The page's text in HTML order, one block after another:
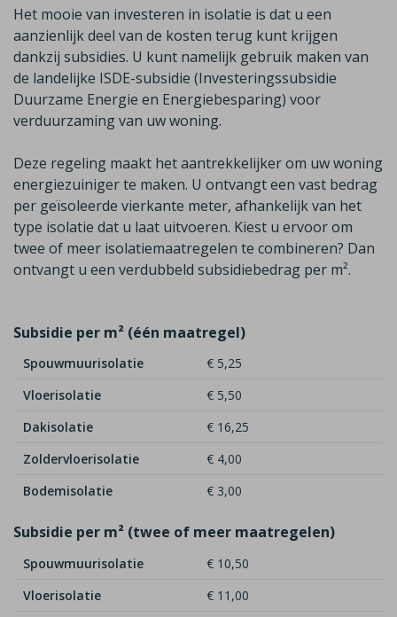
Het mooie van investeren in isolatie is dat u een
aanzienlijk deel van de kosten terug kunt krijgen
dankzij subsidies. U kunt namelijk gebruik maken van
de landelijke ISDE-subsidie (Investeringssubsidie
Duurzame Energie en Energiebesparing) voor
verduurzaming van uw woning.
Deze regeling maakt het aantrekkelijker om uw woning
energiezuiniger te maken. U ontvangt een vast bedrag
per geïsoleerde vierkante meter, afhankelijk van het
type isolatie dat u laat uitvoeren. Kiest u ervoor om
twee of meer isolatiemaatregelen te combineren? Dan
ontvangt u een verdubbeld subsidiebedrag per m².
Subsidie per m² (één maatregel)
Spouwmuurisolatie
€ 5,25
Vloerisolatie
€ 5,50
Dakisolatie
€ 16,25
Zoldervloerisolatie
€ 4,00
Bodemisolatie
€ 3,00
Subsidie per m² (twee of meer maatregelen)
Spouwmuurisolatie
€ 10,50
Vloerisolatie
€ 11,00